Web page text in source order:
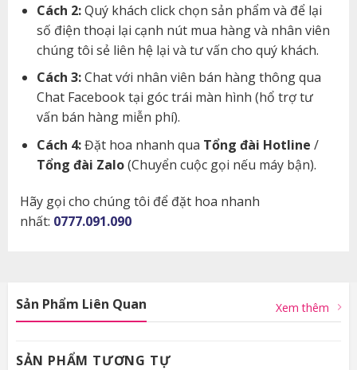
Cách 2:Quý khách click chọn sản phẩm và để lại
số điện thoại lại cạnh nút mua hàng và nhân viên
chúng tôi sẻ liên hệ lại và tư vấn cho quý khách.
Cách 3:Chat với nhân viên bán hàng thông qua
Chat Facebook tại góc trái màn hình (hổ trợ tư
vấn bán hàng miễn phí).
Cách 4:Đặt hoa nhanh qua Tổng đài Hotline /
Tổng đài Zalo(Chuyển cuộc gọi nếu máy bận).
Hãy gọi cho chúng tôi để đặt hoa nhanh
nhất: 0777.091.090
Sản Phẩm Liên Quan Xem thêm
SẢN PHẨM TƯƠNG TỰ